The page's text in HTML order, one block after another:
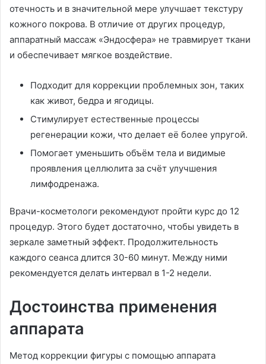
отечность и в значительной мере улучшает текстуру
кожного покрова. В отличие от других процедур,
аппаратный массаж «Эндосфера» не травмирует ткани
и обеспечивает мягкое воздействие.
Подходит для коррекции проблемных зон, таких
как живот, бедра и ягодицы.
Стимулирует естественные процессы
регенерации кожи, что делает её более упругой.
Помогает уменьшить объём тела и видимые
проявления целлюлита за счёт улучшения
лимфодренажа.
Врачи-косметологи рекомендуют пройти курс до 12
процедур. Этого будет достаточно, чтобы увидеть в
зеркале заметный эффект. Продолжительность
каждого сеанса длится 30-60 минут. Между ними
рекомендуется делать интервал в 1-2 недели.
Достоинства применения
аппарата
Метод коррекции фигуры с помощью аппарата